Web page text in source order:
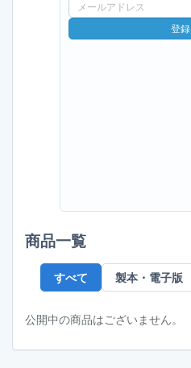
ー
ル
登録
商品一覧
すべて 製本・電子版
公開中の商品はございません。